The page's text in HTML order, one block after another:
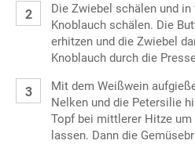
Die Zwiebel schälen und
Knoblauch schälen. Die
erhitzen und die Zwiebel
Knoblauch durch die
Mit dem Weißwein
Nelken und die Petersilie
Topf bei mittlerer Hitze
lassen. Dann die